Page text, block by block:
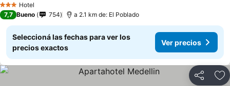
3 Estrellas
Hotel
7,7 Bueno 754 a 2.1 km de: El Poblado
Seleccioná las fechas para ver los
precios exactos
Ver precios
Compartir